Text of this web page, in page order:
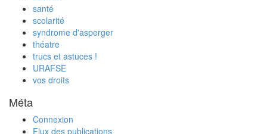
santé
scolarité
syndrome d'asperger
théatre
trucs et astuces !
URAFSE
vos droits
Méta
Connexion
Flux des publications